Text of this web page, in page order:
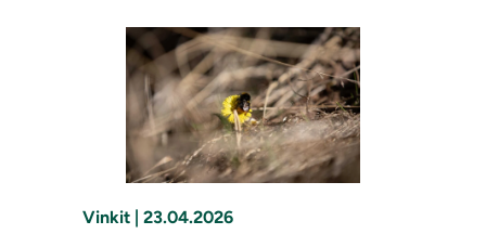
Vinkit | 23.04.2026